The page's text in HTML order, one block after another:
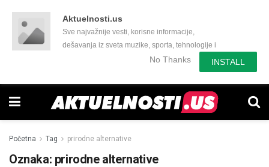
Aktuelnosti.us
Sve najvažnije vesti, korisne informacije,
dešavanja iz sveta muzike, sporta, tehnologije i
još mnogo toga zanimljivog.No Thanks INSTALL
Početna Tag prirodne alternative
Oznaka: prirodne alternative